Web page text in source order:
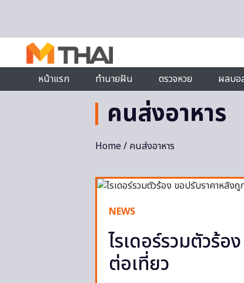
หน้าแรก
ทำนายฝัน ตรวจหวย ผลบอ
คนส่งอาหาร
Home/ คนส่งอาหาร
NEWS
ไรเดอร์รวมตัวร้
ต่อเที่ยว